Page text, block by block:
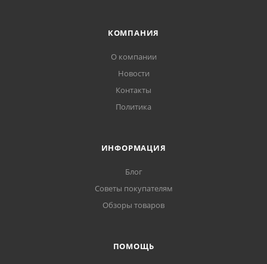
КОМПАНИЯ
О компании
Новости
Контакты
Политика
ИНФОРМАЦИЯ
Блог
Советы покупателям
Обзоры товаров
ПОМОЩЬ